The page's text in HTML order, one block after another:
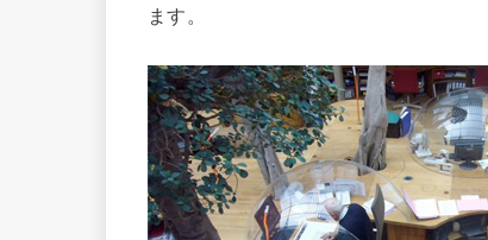
ます。